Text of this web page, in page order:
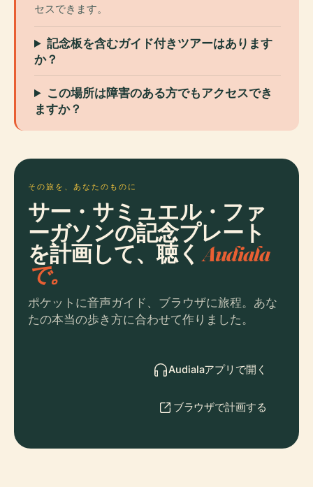
セスできます。
記念板を含むガイド付きツアーはあります
か？
この場所は障害のある方でもアクセスでき
ますか？
その旅を、あなたのものに
サー・サミュエル・ファ
ーガソンの記念プレート
を計画して、聴くAudiala
で。
ポケットに音声ガイド、ブラウザに旅程。あな
たの本当の歩き方に合わせて作りました。
Audialaアプリで開く
ブラウザで計画する